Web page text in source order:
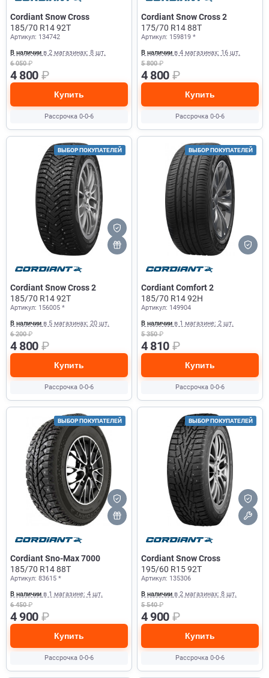
Cordiant Snow Cross
185/70 R14 92T
Артикул: 134742
В наличии в 2 магазинах: 8 шт.
6 050₽
4 800 ₽
Купить
Рассрочка 0-0-6
Cordiant Snow Cross 2
175/70 R14 88T
Артикул: 159819 *
В наличии в 4 магазинах: 16 шт.
5 800₽
4 800 ₽
Купить
Рассрочка 0-0-6
ВЫБОР ПОКУПАТЕЛЕЙ
Cordiant Snow Cross 2
185/70 R14 92T
Артикул: 156005 *
В наличии в 5 магазинах: 20 шт.
6 200₽
4 800 ₽
Купить
Рассрочка 0-0-6
ВЫБОР ПОКУПАТЕЛЕЙ
Cordiant Comfort 2
185/70 R14 92H
Артикул: 149904
В наличии в 1 магазине: 2 шт.
5 350₽
4 810 ₽
Купить
Рассрочка 0-0-6
ВЫБОР ПОКУПАТЕЛЕЙ
Cordiant Sno-Max 7000
185/70 R14 88T
Артикул: 83615 *
В наличии в 1 магазине: 4 шт.
6 450₽
4 900 ₽
Купить
Рассрочка 0-0-6
ВЫБОР ПОКУПАТЕЛЕЙ
Cordiant Snow Cross
195/60 R15 92T
Артикул: 135306
В наличии в 2 магазинах: 8 шт.
5 540₽
4 900 ₽
Купить
Рассрочка 0-0-6